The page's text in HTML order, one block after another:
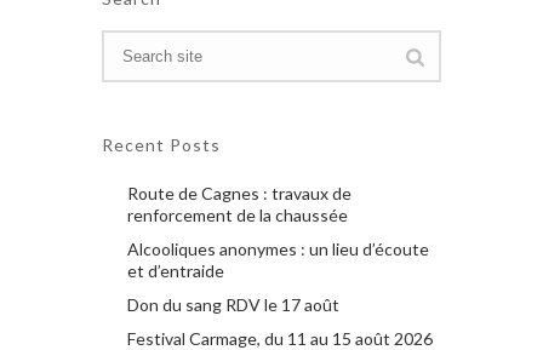
Recent Posts
Route de Cagnes : travaux de
renforcement de la chaussée
Alcooliques anonymes : un lieu d’écoute
et d’entraide
Don du sang RDV le 17 août
Festival Carmage, du 11 au 15 août 2026